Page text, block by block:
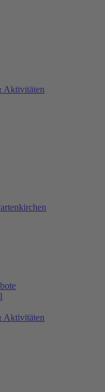
Aktivitäten
Aktivitäten